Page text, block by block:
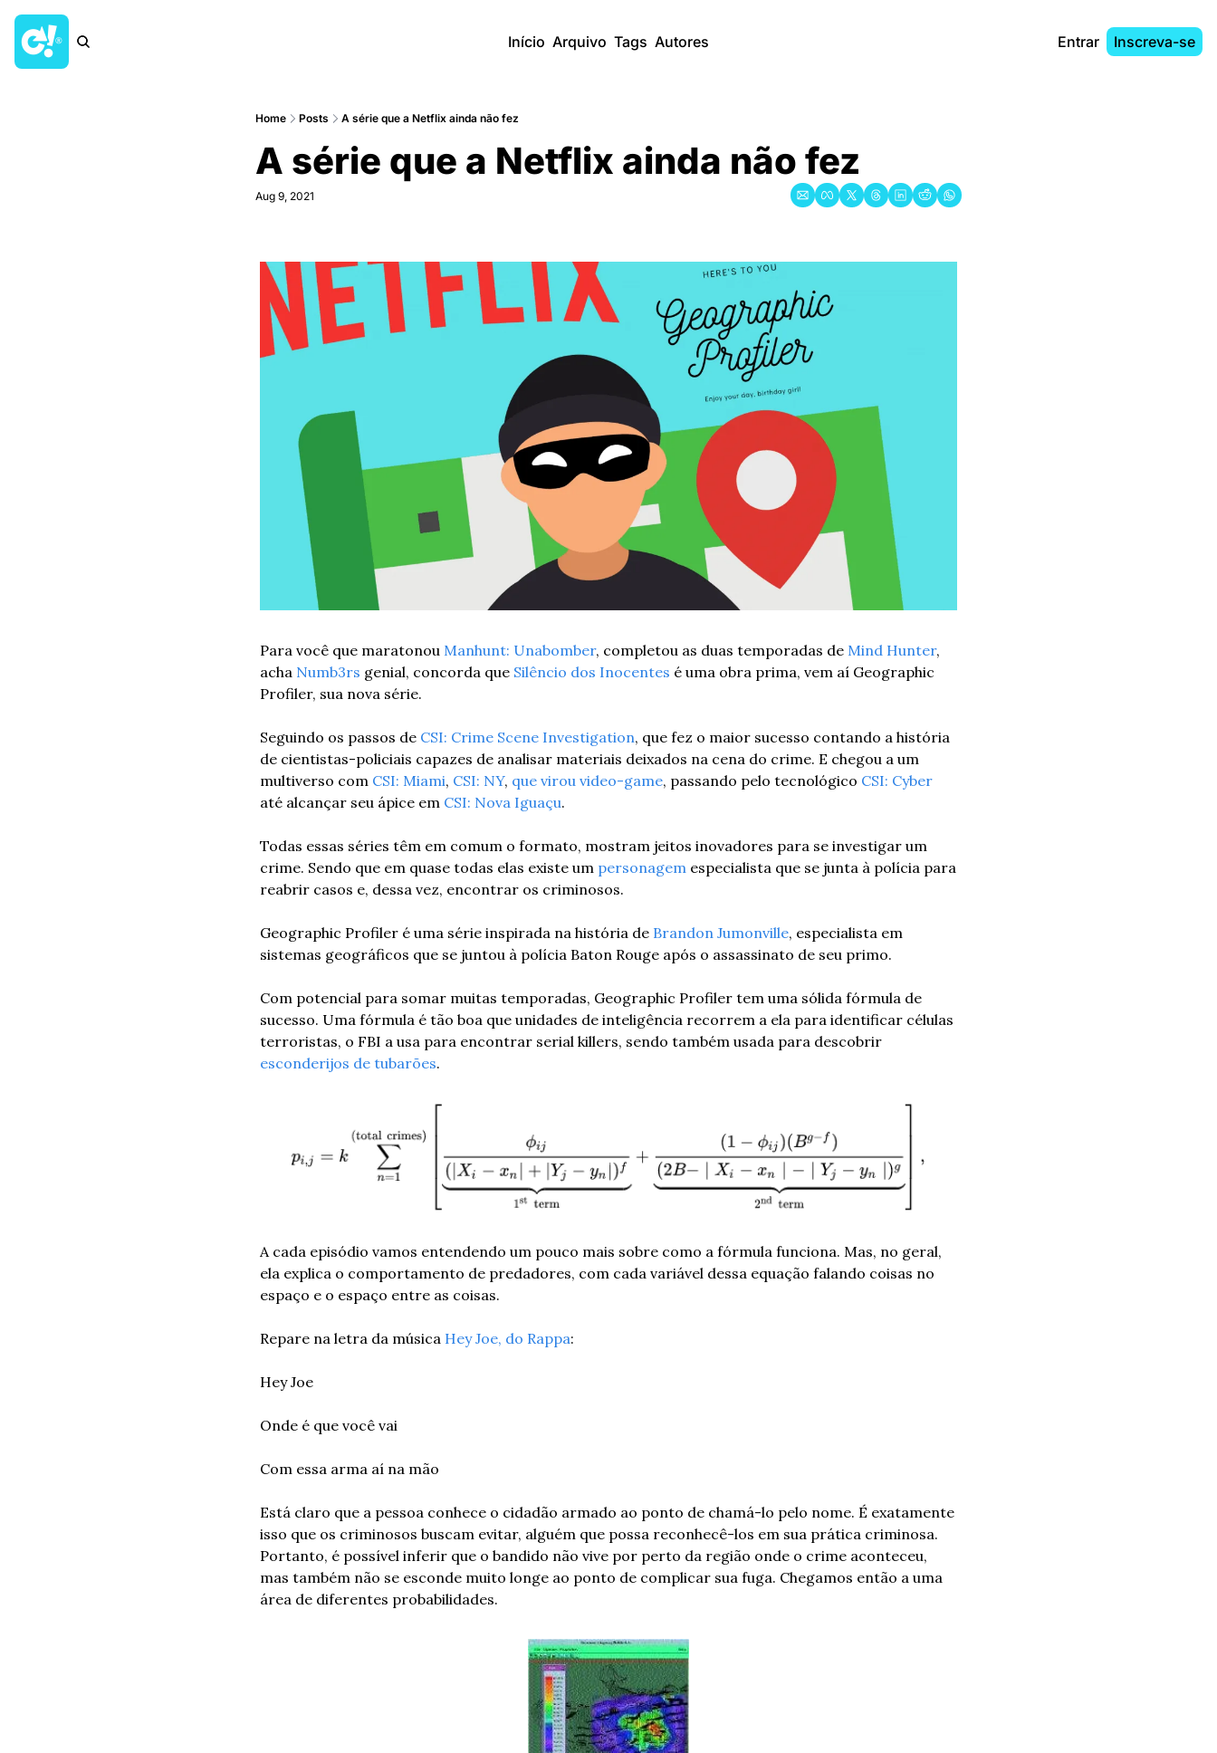
Início Arquivo Tags Autores Entrar Inscreva-se
Home Posts A série que a Netflix ainda não fez
A série que a Netflix ainda não fez
Aug 9, 2021
Para você que maratonou Manhunt: Unabomber, completou as duas temporadas de Mind Hunter,
acha Numb3rs genial, concorda que Silêncio dos Inocentes é uma obra prima, vem aí Geographic
Profiler, sua nova série.
Seguindo os passos de CSI: Crime Scene Investigation, que fez o maior sucesso contando a história
de cientistas-policiais capazes de analisar materiais deixados na cena do crime. E chegou a um
multiverso com CSI: Miami, CSI: NY, que virou video-game, passando pelo tecnológico CSI: Cyber
até alcançar seu ápice em CSI: Nova Iguaçu.
Todas essas séries têm em comum o formato, mostram jeitos inovadores para se investigar um
crime. Sendo que em quase todas elas existe um personagem especialista que se junta à polícia para
reabrir casos e, dessa vez, encontrar os criminosos.
Geographic Profiler é uma série inspirada na história de Brandon Jumonville, especialista em
sistemas geográficos que se juntou à polícia Baton Rouge após o assassinato de seu primo.
Com potencial para somar muitas temporadas, Geographic Profiler tem uma sólida fórmula de
sucesso. Uma fórmula é tão boa que unidades de inteligência recorrem a ela para identificar células
esconderijos de tubarões.
A cada episódio vamos entendendo um pouco mais sobre como a fórmula funciona. Mas, no geral,
ela explica o comportamento de predadores, com cada variável dessa equação falando coisas no
espaço e o espaço entre as coisas.
Repare na letra da música Hey Joe, do Rappa:
Hey Joe
Onde é que você vai
Com essa arma aí na mão
Está claro que a pessoa conhece o cidadão armado ao ponto de chamá-lo pelo nome. É exatamente
isso que os criminosos buscam evitar, alguém que possa reconhecê-los em sua prática criminosa.
Portanto, é possível inferir que o bandido não vive por perto da região onde o crime aconteceu,
mas também não se esconde muito longe ao ponto de complicar sua fuga. Chegamos então a uma
área de diferentes probabilidades.